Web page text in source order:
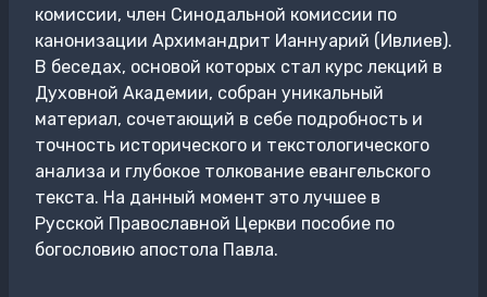
комиссии, член Синодальной комиссии по
канонизации Архимандрит Ианнуарий (Ивлиев).
В беседах, основой которых стал курс лекций в
Духовной Академии, собран уникальный
материал, сочетающий в себе подробность и
точность исторического и текстологического
анализа и глубокое толкование евангельского
текста. На данный момент это лучшее в
Русской Православной Церкви пособие по
богословию апостола Павла.